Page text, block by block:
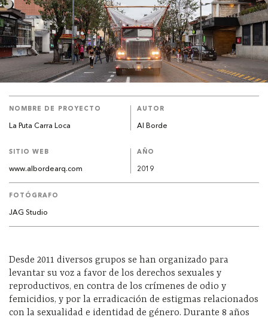
NOMBRE DE PROYECTO
La Puta Carra Loca
AUTOR
Al Borde
SITIO WEB
www.albordearq.com
AÑO
2019
FOTÓGRAFO
JAG Studio
Desde 2011 diversos grupos se han organizado para
levantar su voz a favor de los derechos sexuales y
reproductivos, en contra de los crímenes de odio y
femicidios, y por la erradicación de estigmas relacionados
con la sexualidad e identidad de género. Durante 8 años